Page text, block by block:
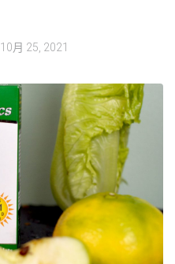
10月 25, 2021